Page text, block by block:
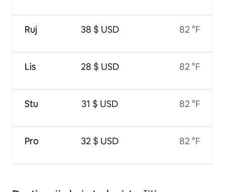
Ruj
Lis
Stu
Pro
38 $ USD
28 $ USD
31 $ USD
32 $ USD
82 °F
82 °F
82 °F
82 °F